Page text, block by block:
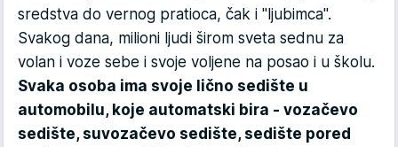
sredstva do vernog pratioca, čak i "ljubimca".
Svakog dana, milioni ljudi širom sveta sednu za
volan i voze sebe i svoje voljene na posao i u školu.
Svaka osoba ima svoje lično sedište u
automobilu, koje automatski bira - vozačevo
sedište, suvozačevo sedište, sedište pored